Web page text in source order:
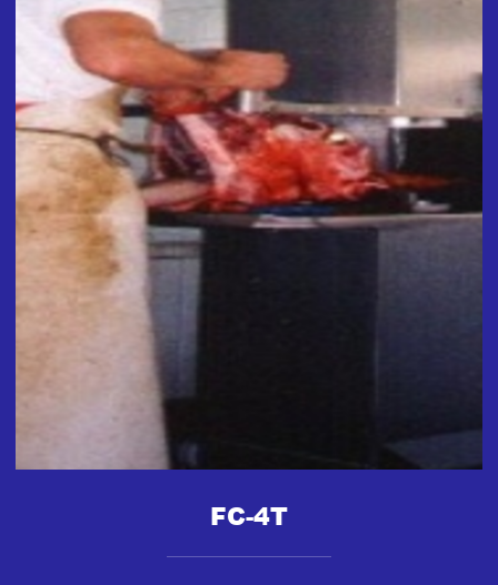
FC-4T